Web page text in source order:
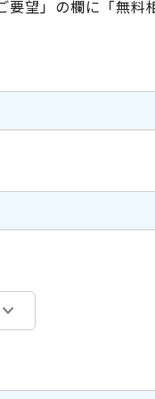
望」の欄に「無料